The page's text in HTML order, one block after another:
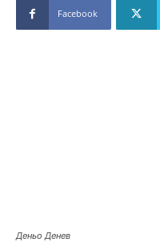
Facebook
Деньо Денев